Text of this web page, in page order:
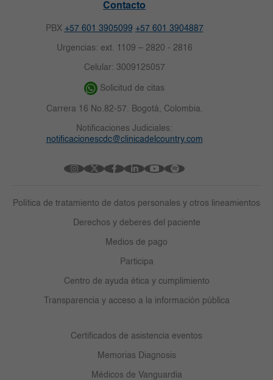
Contacto
PBX +57 601 3905099 +57 601 3904887
Urgencias: ext. 1109 – 2820 - 2816
Celular: 3009125057
Solicitud de citas
Carrera 16 No.82-57. Bogotá, Colombia.
Notificaciones Judiciales:
notificacionescdc@clinicadelcountry.com
Política de tratamiento de datos personales y otros lineamientos
Derechos y deberes del paciente
Medios de pago
Participa
Centro de ayuda ética y cumplimiento
Transparencia y acceso a la información pública
Certificados de asistencia eventos
Memorias Diagnosis
Médicos de Vanguardia